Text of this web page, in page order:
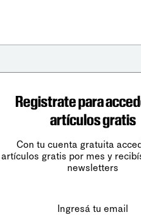
Registrate para
artículos gratis
Con tu cuenta gratuita
artículos gratis por mes y
newsletters
Ingresá tu email